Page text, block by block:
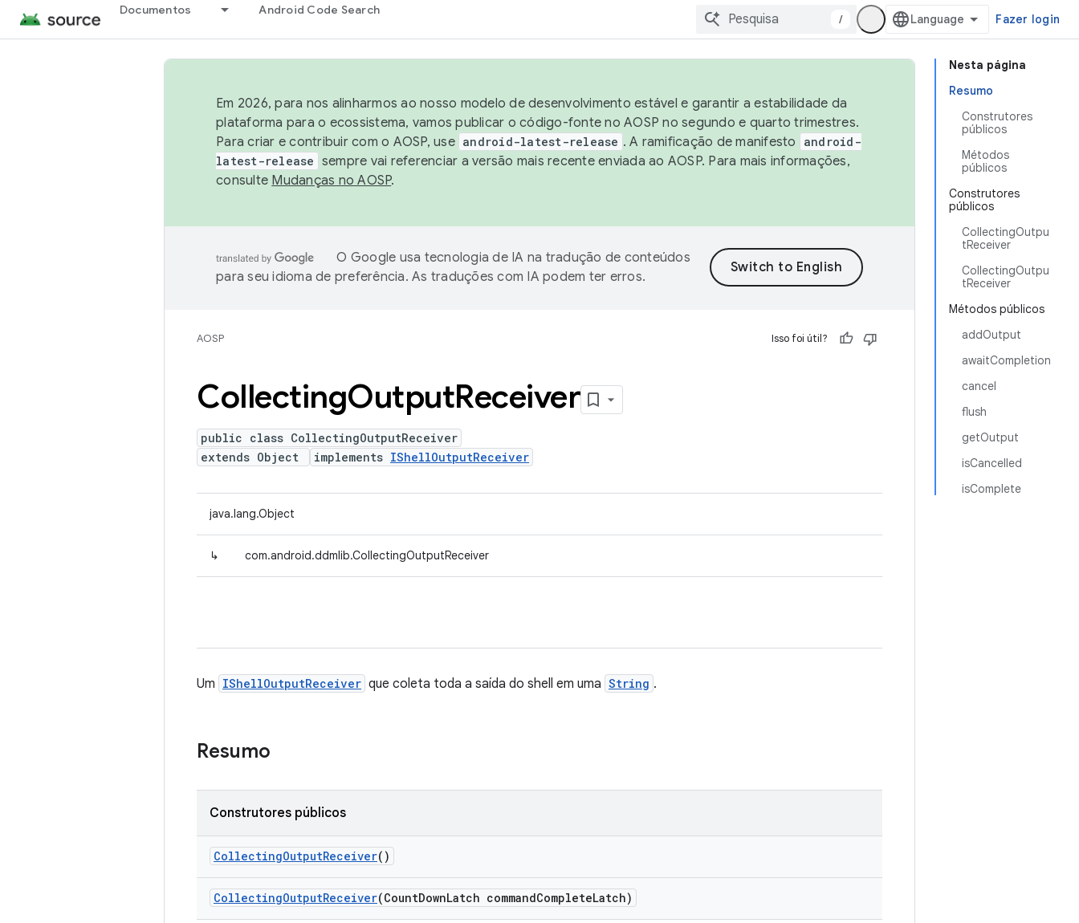
Documentos Android Code Search
/ Fazer login
Nesta página
Resumo
Construtores
públicos
Métodos
públicos
Construtores
públicos
CollectingOutpu
tReceiver
CollectingOutpu
tReceiver
Métodos públicos
addOutput
awaitCompletion
cancel
flush
getOutput
isCancelled
isComplete
Em 2026, para nos alinharmos ao nosso modelo de desenvolvimento estável e garantir a estabilidade da
plataforma para o ecossistema, vamos publicar o código-fonte no AOSP no segundo e quarto trimestres.
Para criar e contribuir com o AOSP, use android-latest-release . A ramificação de manifesto
android-
latest-release sempre vai referenciar a versão mais recente enviada ao AOSP. Para mais informações,
consulte Mudanças no AOSP.
O Google usa tecnologia de IA na tradução de conteúdos
para seu idioma de preferência. As traduções com IA podem ter erros.
AOSP Isso foi útil?
CollectingOutputReceiver
public class CollectingOutputReceiver
extends Object
implements IShellOutputReceiver
java.lang.Object
↳ com.android.ddmlib.CollectingOutputReceiver
Um IShellOutputReceiver que coleta toda a saída do shell em uma String .
Resumo
Construtores públicos
CollectingOutputReceiver()
CollectingOutputReceiver(CountDownLatch commandCompleteLatch)